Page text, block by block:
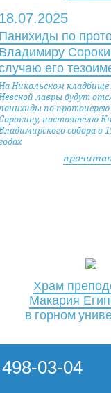
18.07.2025
Панихиды по
Владимиру
его
На Никольском кладбище
Невской лавры будут
панихиды по
Сорокину, настоятелю
Владимирского собора в
Храм
Макария
в горном
03-04